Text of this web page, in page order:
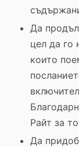
Да
цел да го
които
Райт за
Да